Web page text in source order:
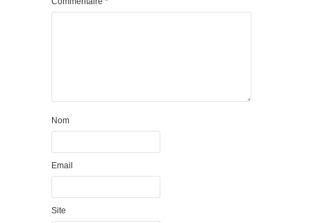
Nom
Email
Site